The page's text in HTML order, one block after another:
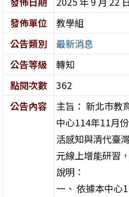
發佈單位
教學組
公告類別
最新消息
公告等級
轉知
點閱次數
362
公告內容
主旨： 新北市教
中心114年11月
活感知與清代臺
元線上增能研習
說明：
一、 依據本中心